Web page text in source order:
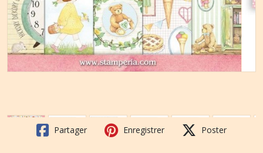
Partager Enregistrer Poster